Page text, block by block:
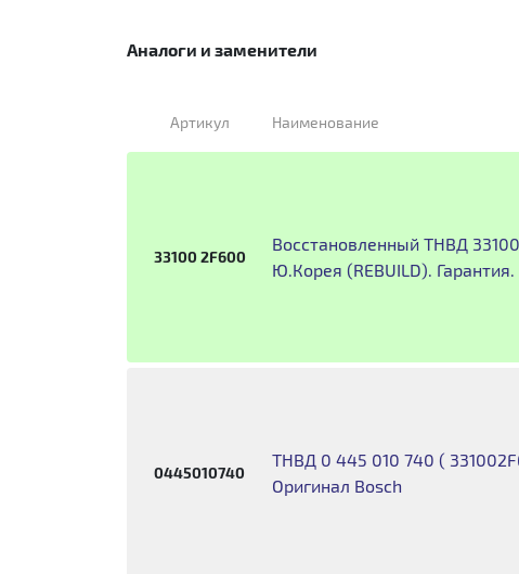
Аналоги и заменители
Артикул Наименование
33100 2F600
Восстановленный ТНВД
Ю.Корея (REBUILD). Гарантия.
0445010740
ТНВД 0 445 010 740 (
Оригинал Bosch